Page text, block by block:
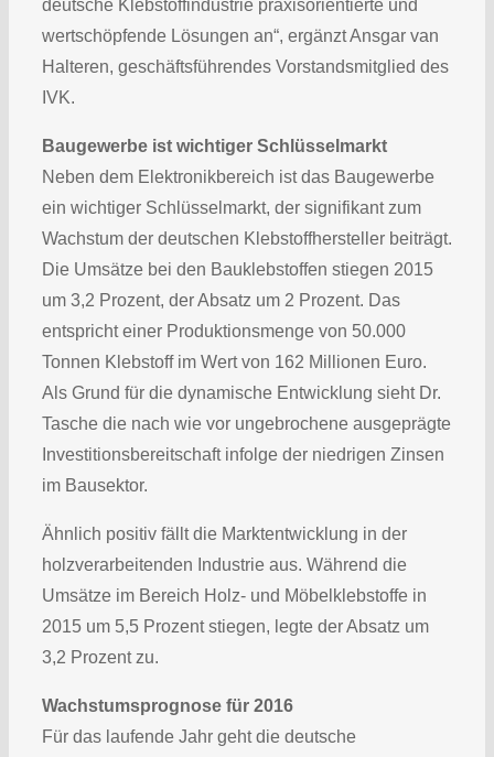
deutsche Klebstoffindustrie praxisorientierte und
wertschöpfende Lösungen an“, ergänzt Ansgar van
Halteren, geschäftsführendes Vorstandsmitglied des
IVK.
Baugewerbe ist wichtiger Schlüsselmarkt
Neben dem Elektronikbereich ist das Baugewerbe
ein wichtiger Schlüsselmarkt, der signifikant zum
Wachstum der deutschen Klebstoffhersteller beiträgt.
Die Umsätze bei den Bauklebstoffen stiegen 2015
um 3,2 Prozent, der Absatz um 2 Prozent. Das
entspricht einer Produktionsmenge von 50.000
Tonnen Klebstoff im Wert von 162 Millionen Euro.
Als Grund für die dynamische Entwicklung sieht Dr.
Tasche die nach wie vor ungebrochene ausgeprägte
Investitionsbereitschaft infolge der niedrigen Zinsen
im Bausektor.
Ähnlich positiv fällt die Marktentwicklung in der
holzverarbeitenden Industrie aus. Während die
Umsätze im Bereich Holz- und Möbelklebstoffe in
2015 um 5,5 Prozent stiegen, legte der Absatz um
3,2 Prozent zu.
Wachstumsprognose für 2016
Für das laufende Jahr geht die deutsche